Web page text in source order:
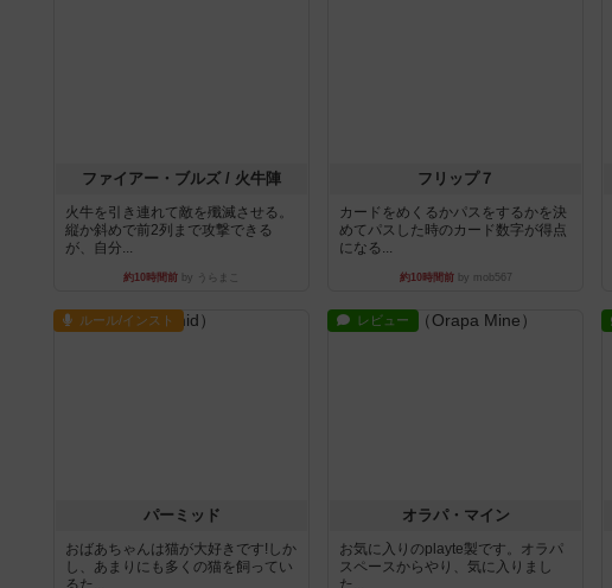
ファイアー・ブルズ / 火牛陣
火牛を引き連れて敵を殲滅させる。
縦か斜めで前2列まで攻撃できる
が、自分...
約10時間前 by うらまこ
フリップ７
カードをめくるかパスをするかを決
めてパスした時のカード数字が得点
になる...
約10時間前by mob567
ルール/インスト
パーミッド
おばあちゃんは猫が大好きです!しか
し、あまりにも多くの猫を飼ってい
るた...
レビュー
オラパ・マイン
お気に入りのplayte製です。オラパ
スペースからやり、気に入りまし
た...